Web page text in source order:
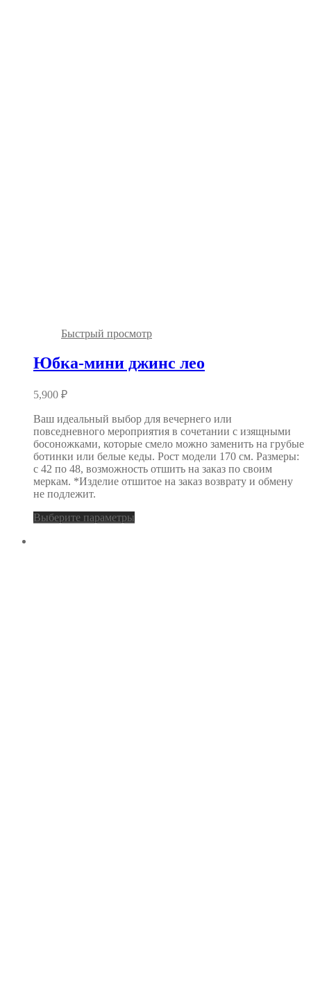
Быстрый просмотр
Юбка-мини джинс лео
5,900 ₽
Ваш идеальный выбор для вечернего или
повседневного мероприятия в сочетании с изящными
босоножками, которые смело можно заменить на грубые
ботинки или белые кеды. Рост модели 170 см. Размеры:
с 42 по 48, возможность отшить на заказ по своим
меркам. *Изделие отшитое на заказ возврату и обмену
не подлежит.
Выберите параметры